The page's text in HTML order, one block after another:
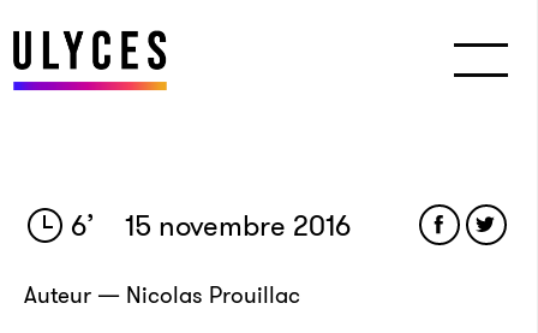
6’ 15 novembre 2016
Auteur — Nicolas Prouillac